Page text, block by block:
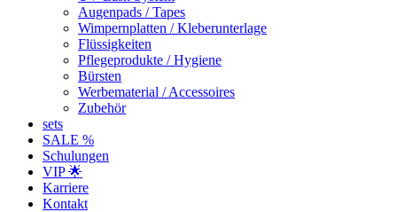
Augenpads / Tapes
Wimpernplatten / Kleberunterlage
Flüssigkeiten
Pflegeprodukte / Hygiene
Bürsten
Werbematerial / Accessoires
Zubehör
sets
SALE %
Schulungen
VIP 🌟
Karriere
Kontakt